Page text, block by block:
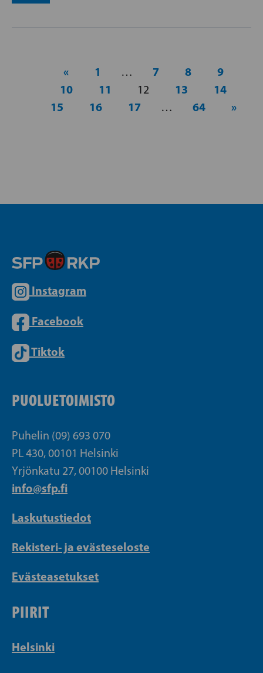
« 1 … 7 8
9
10
11 12 13
14
15
16 17 … 64 »
Instagram
Facebook
Tiktok
PUOLUETOIMISTO
Puhelin (09) 693 070
PL 430, 00101 Helsinki
Yrjönkatu 27, 00100 Helsinki
info@sfp.fi
Laskutustiedot
Rekisteri- ja evästeseloste
Evästeasetukset
PIIRIT
Helsinki